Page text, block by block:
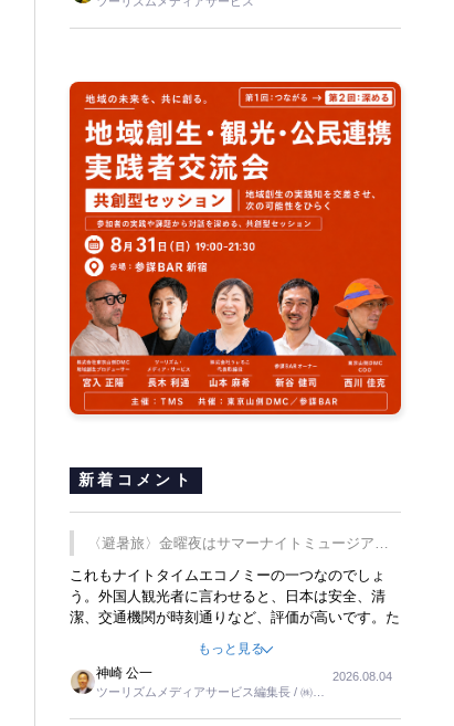
新着コメント
〈避暑旅〉金曜夜はサマーナイトミュージア
ム、都立6施設で
これもナイトタイムエコノミーの一つなのでしょ
う。外国人観光者に言わせると、日本は安全、清
潔、交通機関が時刻通りなど、評価が高いです。た
す。そのような意味で、金曜夜にこのようなイベン
トが行われれば、日本人に限らず外国人にとっても
楽しみが増えるでしょうね。
もっと見る
神崎 公一
ツーリズムメディアサービス編集長 / ㈱ツ
2026.08.04